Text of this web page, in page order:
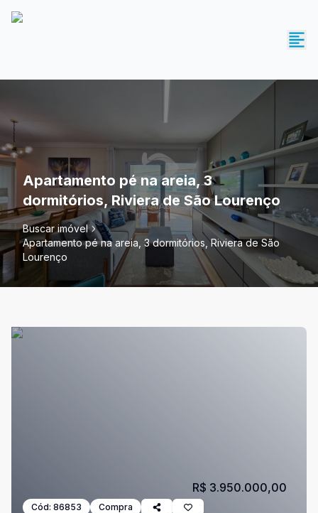
Apartamento pé na areia, 3
dormitórios, Riviera de São Lourenço
Buscar imóvel
Apartamento pé na areia, 3 dormitórios, Riviera de São
Lourenço
Cód: 86853 Compra
R$ 3.950.000,00